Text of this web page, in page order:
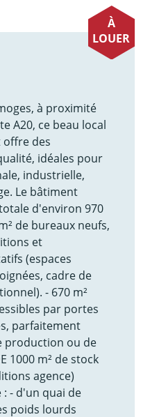
À
LOUER
à proximité
A20, ce beau local
des
idéales pour
industrielle,
Le bâtiment
d'environ 970
de bureaux neufs,
et
(espaces
cadre de
- 670 m²
par portes
parfaitement
production ou de
1000 m² de stock
agence)
: - d'un quai de
poids lourds